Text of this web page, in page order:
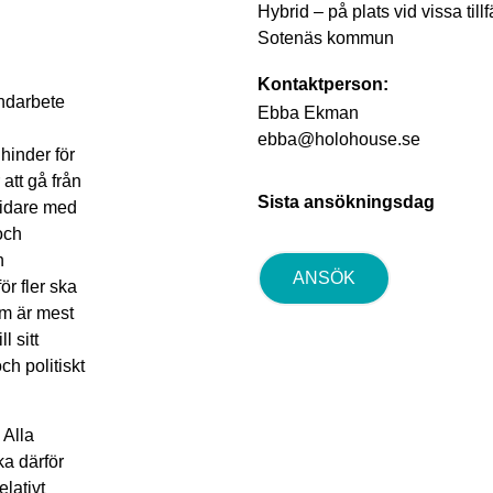
för
gå från
med
fler ska
är mest
sitt
politiskt
Alla
därför
Hybrid – på plats vid vissa
Sotenäs kommun
Kontaktperson:
Ebba Ekman
ebba@holohouse.se
Sista ansökningsdag
ANSÖK